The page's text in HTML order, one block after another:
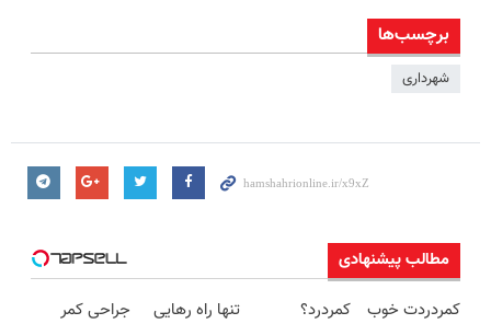
برچسب‌ها
شهرداری
مطالب پیشنهادی
کمردردت خوب
کمردرد؟
تنها راه رهایی
جراحی کمر